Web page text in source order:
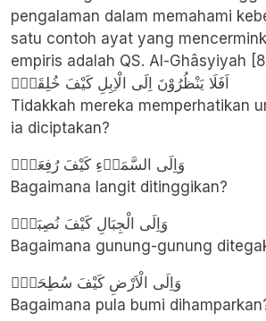
pengalaman dalam memahami
satu contoh ayat yang
empiris adalah QS. Al-Ghâsyiyah
اَفَلَا يَنْظُرُوْنَ اِلَى الْاِبِلِ كَيْفَ خُلِقَتْۗ
Tidakkah mereka memperhatikan
ia diciptakan?
وَاِلَى السَّمَاۤءِ كَيْفَ رُفِعَتْۗ
Bagaimana langit ditinggikan?
وَاِلَى الْجِبَالِ كَيْفَ نُصِبَتْۗ
Bagaimana gunung-gunung
وَاِلَى الْاَرْضِ كَيْفَ سُطِحَتْۗ
Bagaimana pula bumi